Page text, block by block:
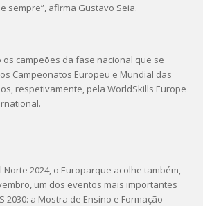
sempre”, afirma Gustavo Seia.
campeões da fase nacional que se
Campeonatos Europeu e Mundial das
respetivamente, pela WorldSkills Europe
Norte 2024, o Europarque acolhe também,
um dos eventos mais importantes
2030: a Mostra de Ensino e Formação